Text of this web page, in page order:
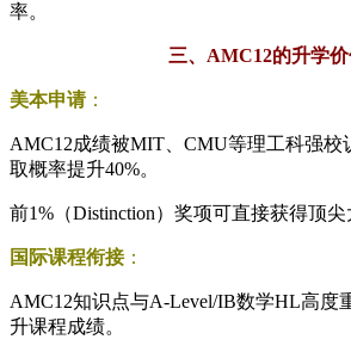
率。
三、AMC12的升学
美本申请：
AMC12成绩被MIT、CMU等理工科强
取概率提升40%。
前1%（Distinction）奖项可直接获得顶尖
国际课程衔接：
AMC12知识点与A-Level/IB数学HL高度
升课程成绩。